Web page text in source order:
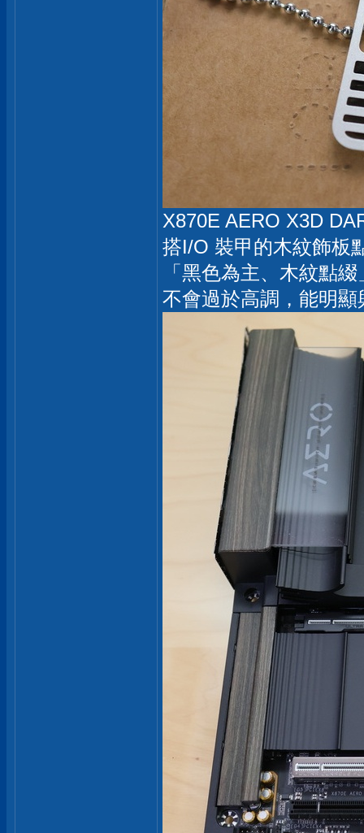
X870E AERO X3D
搭I/O 裝甲的木紋飾板
「黑色為主、木紋點
不會過於高調，能明